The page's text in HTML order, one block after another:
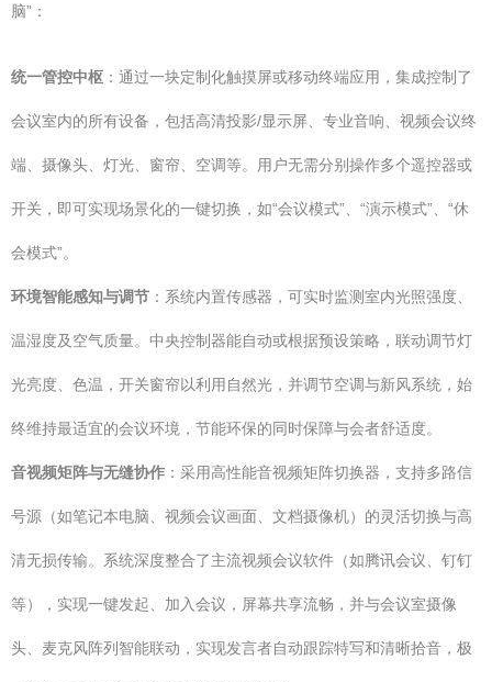
脑”：
统一管控中枢 ：通过一块定制化触摸屏或移动终端应用，集成控制了
会议室内的所有设备，包括高清投影/显示屏、专业音响、视频会议终
端、摄像头、灯光、窗帘、空调等。用户无需分别操作多个遥控器或
开关，即可实现场景化的一键切换，如“会议模式”、“演示模式”、“休
会模式”。
环境智能感知与调节 ：系统内置传感器，可实时监测室内光照强度、
温湿度及空气质量。中央控制器能自动或根据预设策略，联动调节灯
光亮度、色温，开关窗帘以利用自然光，并调节空调与新风系统，始
终维持最适宜的会议环境，节能环保的同时保障与会者舒适度。
音视频矩阵与无缝协作 ：采用高性能音视频矩阵切换器，支持多路信
号源（如笔记本电脑、视频会议画面、文档摄像机）的灵活切换与高
清无损传输。系统深度整合了主流视频会议软件（如腾讯会议、钉钉
等），实现一键发起、加入会议，屏幕共享流畅，并与会议室摄像
头、麦克风阵列智能联动，实现发言者自动跟踪特写和清晰拾音，极